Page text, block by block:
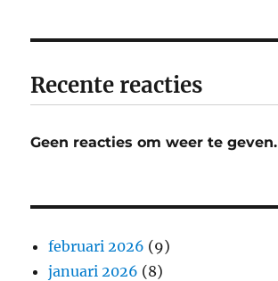
Recente reacties
Geen reacties om weer te geven.
februari 2026 (9)
januari 2026 (8)